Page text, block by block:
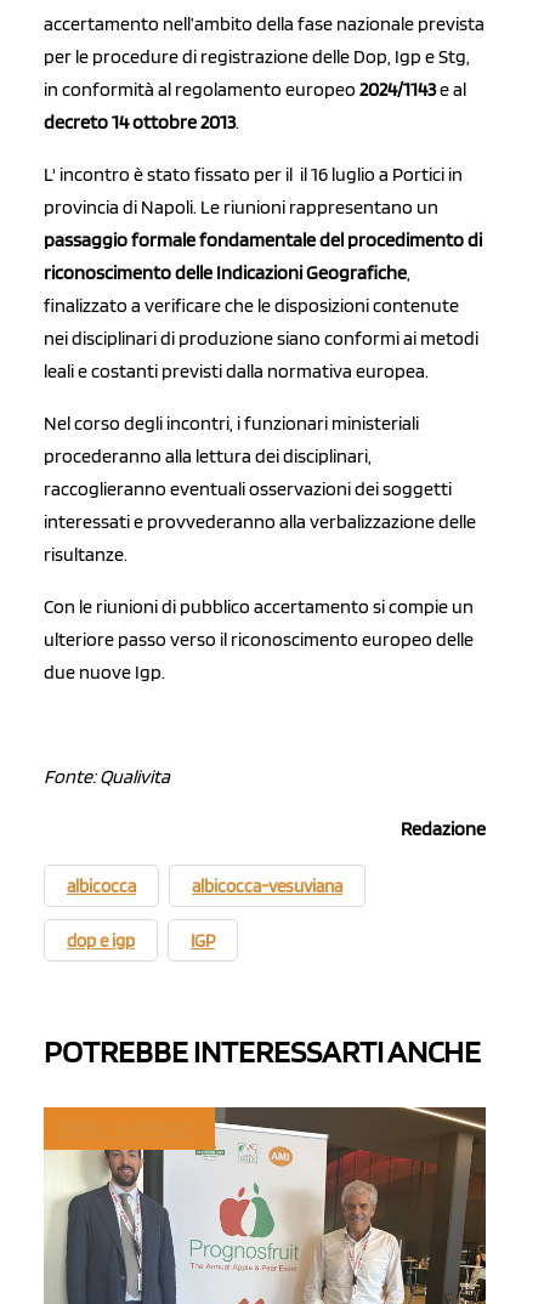
accertamento nell’ambito della fase nazionale prevista
per le procedure di registrazione delle Dop, Igp e Stg,
in conformità al regolamento europeo 2024/1143e al
decreto 14 ottobre 2013.
L' incontro è stato fissato per il il 16 luglio a Portici in
provincia di Napoli. Le riunioni rappresentano un
passaggio formale fondamentale del procedimento di
riconoscimento delle Indicazioni Geografiche,
finalizzato a verificare che le disposizioni contenute
nei disciplinari di produzione siano conformi ai metodi
leali e costanti previsti dalla normativa europea.
Nel corso degli incontri, i funzionari ministeriali
procederanno alla lettura dei disciplinari,
raccoglieranno eventuali osservazioni dei soggetti
interessati e provvederanno alla verbalizzazione delle
risultanze.
Con le riunioni di pubblico accertamento si compie un
ulteriore passo verso il riconoscimento europeo delle
due nuove Igp.
Fonte: Qualivita
Redazione
albicocca albicocca-vesuviana
dop e igp IGP
POTREBBE INTERESSARTI ANCHE